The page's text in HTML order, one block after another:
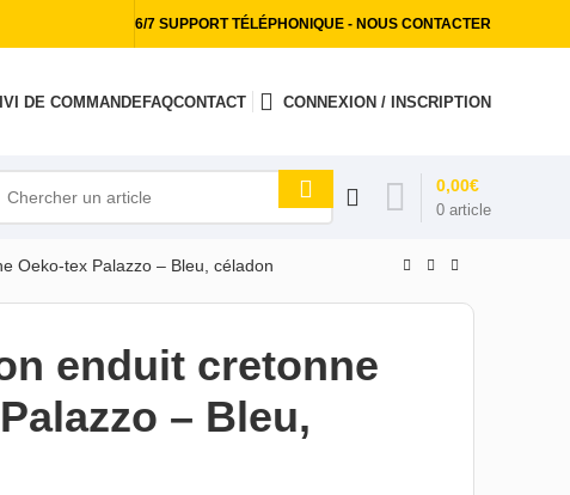
6/7 SUPPORT TÉLÉPHONIQUE - NOUS CONTACTER
DE COMMANDEFAQCONTACT CONNEXION / INSCRIPTION
0 article
0,00€
Oeko-tex Palazzo – Bleu, céladon
enduit cretonne
– Bleu,